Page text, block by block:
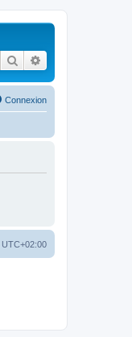
Rechercher
Connexion
UTC+02:00